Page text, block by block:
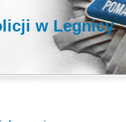
w Legnicy